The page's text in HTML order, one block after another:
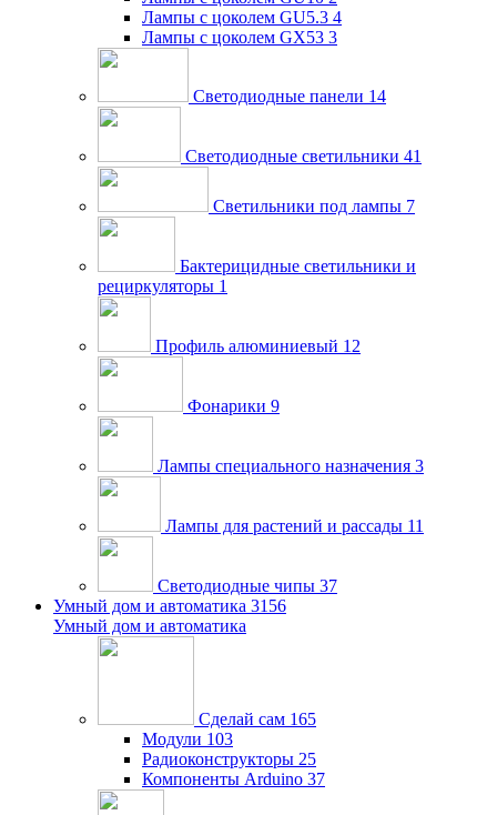
Лампы с цоколем GU5.3 4
Лампы с цоколем GX53 3
Светодиодные панели 14
Светодиодные светильники 41
Светильники под лампы 7
Бактерицидные светильники и
рециркуляторы 1
Профиль алюминиевый 12
Фонарики 9
Лампы специального назначения 3
Лампы для растений и рассады 11
Светодиодные чипы 37
Умный дом и автоматика 3156
Умный дом и автоматика
Сделай сам 165
Модули 103
Радиоконструкторы 25
Компоненты Arduino 37